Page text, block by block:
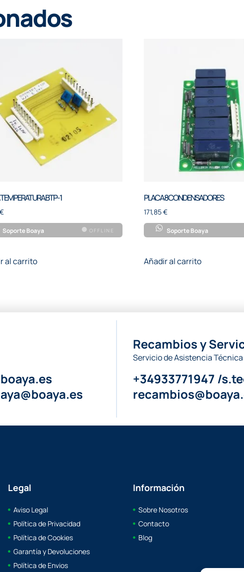
BTP-1
€
Soporte Boaya OFFLINE
al carrito
PLACA 8 CONDENSADORES
171,85€
Soporte Boaya
Añadir al carrito
Recambios y
Servicio de Asistencia Técnica
+34933771947 /
Legal
Aviso Legal
Política de Privacidad
Política de Cookies
Garantía y Devoluciones
Política de Envios
Información
Sobre Nosotros
Contacto
Blog